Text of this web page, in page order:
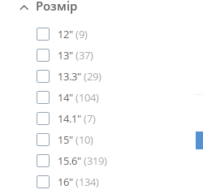
Розмір
12"(9)
13"(37)
13.3"(29)
14"(104)
14.1"(7)
15"(10)
15.6"(319)
16"(134)